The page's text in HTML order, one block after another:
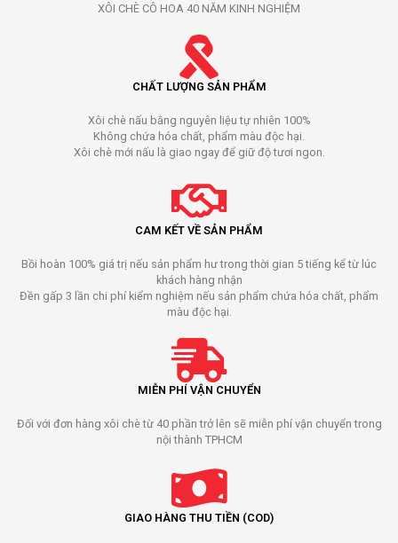
XÔI CHÈ CÔ HOA 40 NĂM KINH NGHIỆM
CHẤT LƯỢNG SẢN PHẨM
Xôi chè nấu bằng nguyên liệu tự nhiên 100%
Không chứa hóa chất, phẩm màu độc hại.
Xôi chè mới nấu là giao ngay để giữ độ tươi ngon.
CAM KẾT VỀ SẢN PHẨM
Bồi hoàn 100% giá trị nếu sản phẩm hư trong thời gian 5 tiếng kể từ lúc
khách hàng nhận
Đền gấp 3 lần chi phí kiểm nghiệm nếu sản phẩm chứa hóa chất, phẩm
màu độc hại.
MIỄN PHÍ VẬN CHUYỂN
Đối với đơn hàng xôi chè từ 40 phần trở lên sẽ miễn phí vận chuyển trong
nội thành TPHCM
GIAO HÀNG THU TIỀN (COD)